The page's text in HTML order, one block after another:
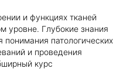
и функциях тканей
уровне. Глубокие знания
патологических
и проведения
курс